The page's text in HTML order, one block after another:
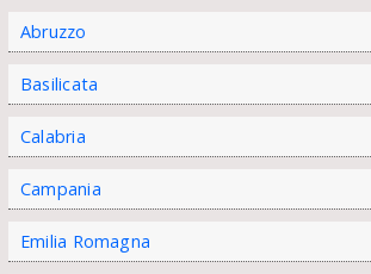
Abruzzo
Basilicata
Calabria
Campania
Emilia Romagna